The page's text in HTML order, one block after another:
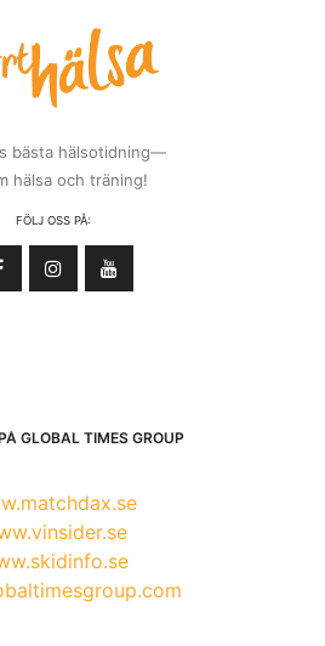
bästa hälsotidning—
hälsa och träning!
FÖLJ OSS PÅ:
GLOBAL TIMES GROUP